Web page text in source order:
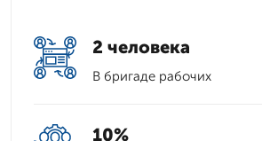
2 человека
В бригаде рабочих
10%